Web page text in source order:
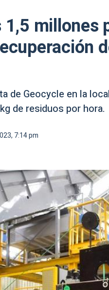
millones
de Geocycle en la
de residuos por hora.
7:14 pm